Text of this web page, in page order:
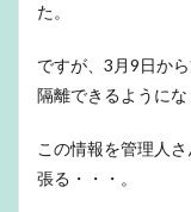
た。
ですが、3月9日か
隔離できるようにな
この情報を管理人
張る・・・。